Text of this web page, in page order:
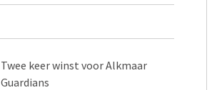
Twee keer winst voor Alkmaar
Guardians